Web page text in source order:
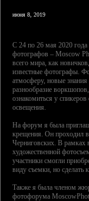
июня 8, 2019
C 24 по 26 мая 2020
фотографов – Moscow
всего мира, как
известные фотографы.
атмосферу, новые
разнообразие
ознакомиться у
освещения.
На форум я была
крещения. Он проходил
Черниговских. В рамках
художественной
участники смогли
виду съемки, но сделать
Также я была членом
фотофорума